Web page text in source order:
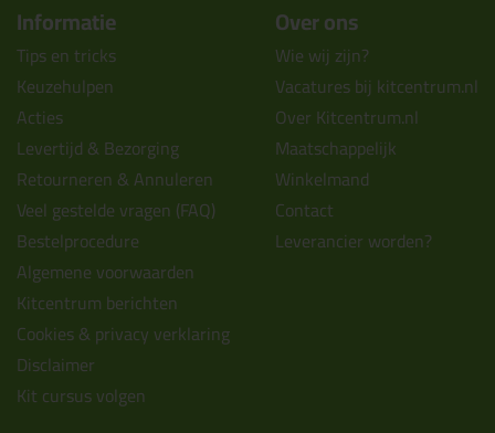
Informatie
Tips en tricks
Keuzehulpen
Acties
Levertijd & Bezorging
Retourneren & Annuleren
Veel gestelde vragen (FAQ)
Bestelprocedure
Algemene voorwaarden
Kitcentrum berichten
Cookies & privacy verklaring
Disclaimer
Kit cursus volgen
Over ons
Wie wij zijn?
Vacatures bij kitcentrum.nl
Over Kitcentrum.nl
Maatschappelijk
Winkelmand
Contact
Leverancier worden?